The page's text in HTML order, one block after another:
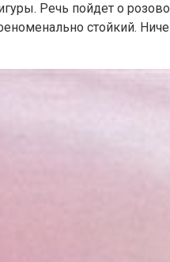
Речь пойдет о
стойкий.